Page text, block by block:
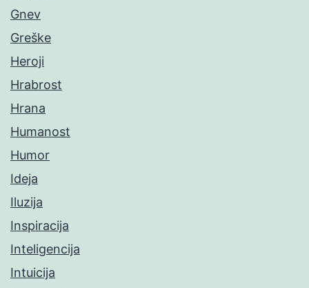
Gnev
Greške
Heroji
Hrabrost
Hrana
Humanost
Humor
Ideja
Iluzija
Inspiracija
Inteligencija
Intuicija